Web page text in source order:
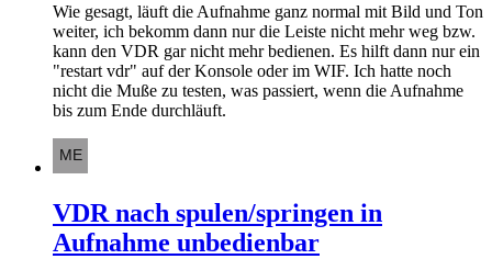
Wie gesagt, läuft die Aufnahme ganz normal mit Bild und Ton
weiter, ich bekomm dann nur die Leiste nicht mehr weg bzw.
kann den VDR gar nicht mehr bedienen. Es hilft dann nur ein
"restart vdr" auf der Konsole oder im WIF. Ich hatte noch
nicht die Muße zu testen, was passiert, wenn die Aufnahme
bis zum Ende durchläuft.
VDR nach spulen/springen in
Aufnahme unbedienbar